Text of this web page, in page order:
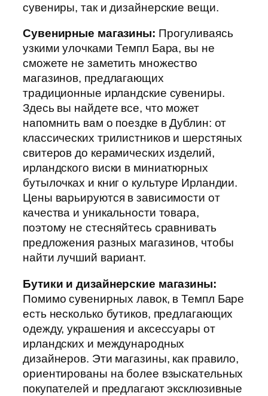
сувениры, так и дизайнерские вещи.
Сувенирные магазины: Прогуливаясь
узкими улочками Темпл Бара, вы не
сможете не заметить множество
магазинов, предлагающих
традиционные ирландские сувениры.
Здесь вы найдете все, что может
напомнить вам о поездке в Дублин: от
классических трилистников и шерстяных
свитеров до керамических изделий,
ирландского виски в миниатюрных
бутылочках и книг о культуре Ирландии.
Цены варьируются в зависимости от
качества и уникальности товара,
поэтому не стесняйтесь сравнивать
предложения разных магазинов, чтобы
найти лучший вариант.
Бутики и дизайнерские магазины:
Помимо сувенирных лавок, в Темпл Баре
есть несколько бутиков, предлагающих
одежду, украшения и аксессуары от
ирландских и международных
дизайнеров. Эти магазины, как правило,
ориентированы на более взыскательных
покупателей и предлагают эксклюзивные